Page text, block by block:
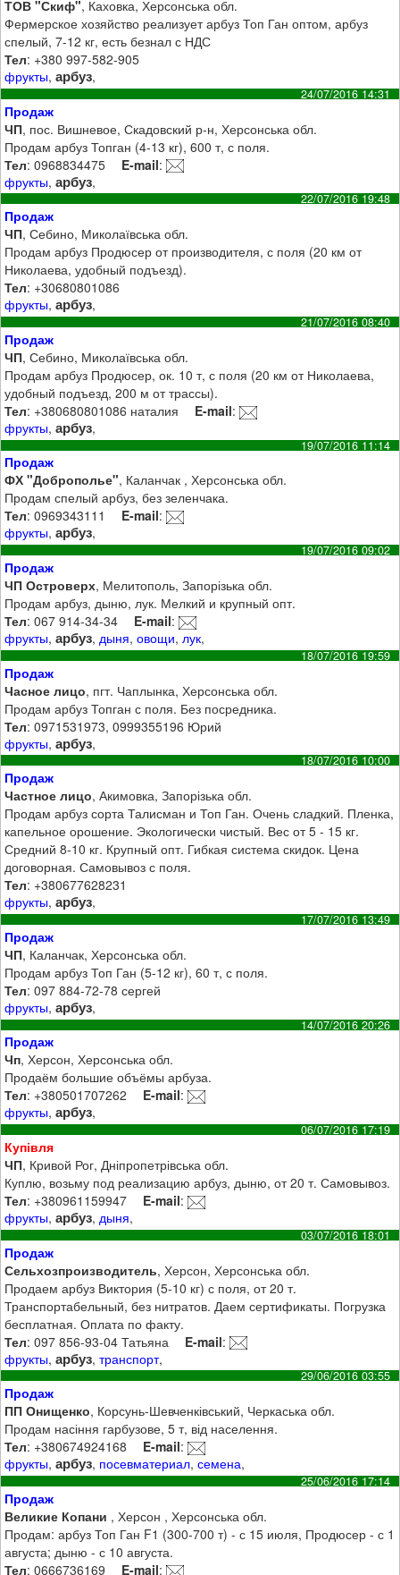
ТОВ "Скиф", Каховка, Херсонська обл.
Фермерское хозяйство реализует арбуз Топ Ган оптом, арбуз
спелый, 7-12 кг, есть безнал с НДС
Тел: +380 997-582-905
фрукты,арбуз,
24/07/2016 14:31
Продаж
ЧП, пос. Вишневое, Скадовский р-н, Херсонська обл.
Продам арбуз Топган (4-13 кг), 600 т, с поля.
Тел: 0968834475 E-mail:
фрукты,арбуз,
22/07/2016 19:48
Продаж
ЧП, Себино, Миколаївська обл.
Продам арбуз Продюсер от производителя, с поля (20 км от
Николаева, удобный подъезд).
Тел: +30680801086
фрукты,арбуз,
21/07/2016 08:40
Продаж
ЧП, Себино, Миколаївська обл.
Продам арбуз Продюсер, ок. 10 т, с поля (20 км от Николаева,
удобный подъезд, 200 м от трассы).
Тел: +380680801086 наталия E-mail:
фрукты,арбуз,
19/07/2016 11:14
Продаж
ФХ "Доброполье", Каланчак , Херсонська обл.
Продам спелый арбуз, без зеленчака.
Тел: 0969343111 E-mail:
фрукты,арбуз,
19/07/2016 09:02
Продаж
ЧП Островерх, Мелитополь, Запорізька обл.
Продам арбуз, дыню, лук. Мелкий и крупный опт.
Тел: 067 914-34-34 E-mail:
фрукты,арбуз, дыня,овощи, лук,
18/07/2016 19:59
Продаж
Часное лицо, пгт. Чаплынка, Херсонська обл.
Продам арбуз Топган с поля. Без посредника.
Тел: 0971531973, 0999355196 Юрий
фрукты,арбуз,
18/07/2016 10:00
Продаж
Частное лицо, Акимовка, Запорізька обл.
Продам арбуз сорта Талисман и Топ Ган. Очень сладкий. Пленка,
капельное орошение. Экологически чистый. Вес от 5 - 15 кг.
Средний 8-10 кг. Крупный опт. Гибкая система скидок. Цена
договорная. Самовывоз с поля.
Тел: +380677628231
фрукты,арбуз,
17/07/2016 13:49
Продаж
ЧП, Каланчак, Херсонська обл.
Продам арбуз Топ Ган (5-12 кг), 60 т, с поля.
Тел: 097 884-72-78 сергей
фрукты,арбуз,
14/07/2016 20:26
Продаж
Чп, Херсон, Херсонська обл.
Продаём большие объёмы арбуза.
Тел: +380501707262 E-mail:
фрукты,арбуз,
06/07/2016 17:19
Купівля
ЧП, Кривой Рог, Дніпропетрівська обл.
Куплю, возьму под реализацию арбуз, дыню, от 20 т. Самовывоз.
Тел: +380961159947 E-mail:
фрукты,арбуз, дыня,
03/07/2016 18:01
Продаж
Сельхозпроизводитель, Херсон, Херсонська обл.
Продаем арбуз Виктория (5-10 кг) с поля, от 20 т.
Транспортабельный, без нитратов. Даем сертификаты. Погрузка
бесплатная. Оплата по факту.
Тел: 097 856-93-04 Татьяна E-mail:
фрукты,арбуз,транспорт,
29/06/2016 03:55
Продаж
ПП Онищенко, Корсунь-Шевченківський, Черкаська обл.
Продам насіння гарбузове, 5 т, від населення.
Тел: +380674924168 E-mail:
фрукты,арбуз, посевматериал,семена,
25/06/2016 17:14
Продаж
Великие Копани , Херсон , Херсонська обл.
Продам: арбуз Топ Ган F1 (300-700 т) - с 15 июля, Продюсер - с 1
августа; дыню - с 10 августа.
Тел: 0666736169 E-mail: